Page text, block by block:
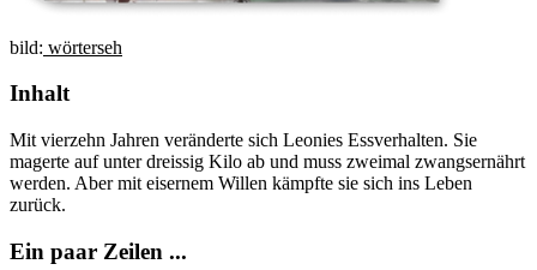
bild: wörterseh
Inhalt
Mit vierzehn Jahren veränderte sich Leonies Essverhalten. Sie
magerte auf unter dreissig Kilo ab und muss zweimal zwangsernährt
werden. Aber mit eisernem Willen kämpfte sie sich ins Leben
zurück.
Ein paar Zeilen ...